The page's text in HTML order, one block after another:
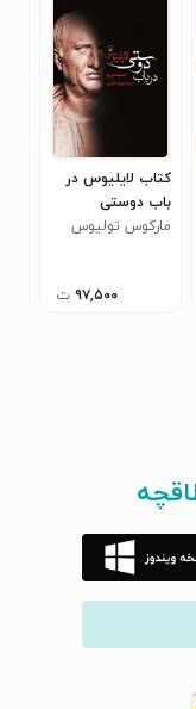
کتاب لایلیوس در
باب دوستی
مارکوس تولیوس
۹۷,۵۰۰ ت